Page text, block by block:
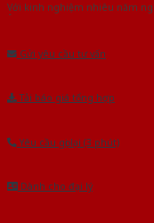
Với kinh nghiệm nhiêu năm
Gửi yêu cầu tư vấn
Tải báo giá tổng hợp
Yêu cầu gọi lại (3 phút)
Dành cho đại lý